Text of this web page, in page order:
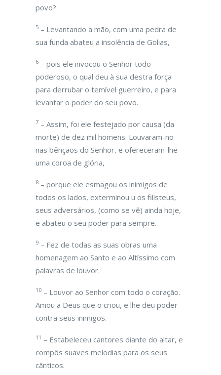
povo?
5 – Levantando a mão, com uma pedra de
sua funda abateu a insolência de Golias,
6 – pois ele invocou o Senhor todo-
poderoso, o qual deu à sua destra força
para derrubar o temível guerreiro, e para
levantar o poder do seu povo.
7 – Assim, foi ele festejado por causa (da
morte) de dez mil homens. Louvaram-no
nas bênçãos do Senhor, e ofereceram-lhe
uma coroa de glória,
8 – porque ele esmagou os inimigos de
todos os lados, exterminou u os filisteus,
seus adversários, (como se vê) ainda hoje,
e abateu o seu poder para sempre.
9 – Fez de todas as suas obras uma
homenagem ao Santo e ao Altíssimo com
palavras de louvor.
10 – Louvor ao Senhor com todo o coração.
Amou a Deus que o criou, e lhe deu poder
contra seus inimigos.
11 – Estabeleceu cantores diante do altar, e
compôs suaves melodias para os seus
cânticos.